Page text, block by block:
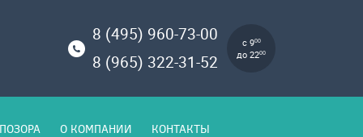
8 (495) 960-73-00
8 (965) 322-31-52
с 900
до 2200
О КОМПАНИИ КОНТАКТЫ